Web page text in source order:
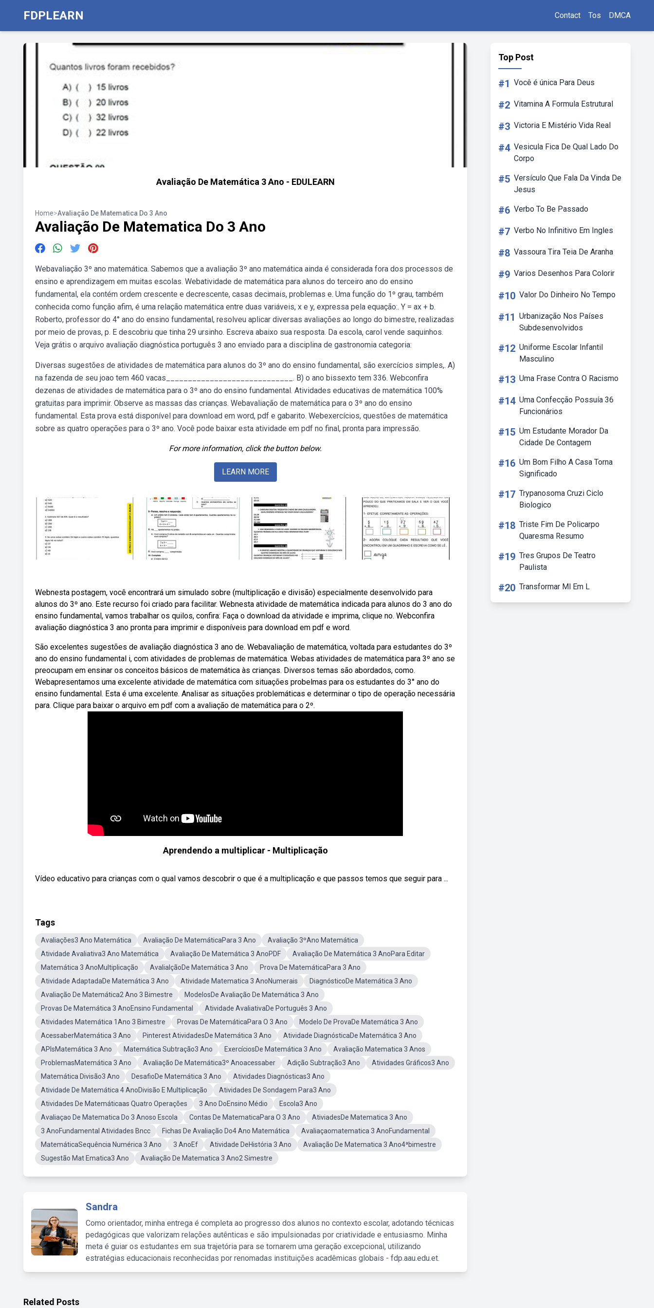
FDPLEARN Contact Tos DMCA
Avaliação De Matemática 3 Ano - EDULEARN
Home>Avaliação De Matematica Do 3 Ano
Avaliação De Matematica Do 3 Ano
Webavaliação 3º ano matemática. Sabemos que a avaliação 3º ano matemática ainda é considerada fora dos processos de
ensino e aprendizagem em muitas escolas. Webatividade de matemática para alunos do terceiro ano do ensino
fundamental, ela contém ordem crescente e decrescente, casas decimais, problemas e. Uma função do 1º grau, também
conhecida como função afim, é uma relação matemática entre duas variáveis, x e y, expressa pela equação:. Y = ax + b.
Roberto, professor do 4° ano do ensino fundamental, resolveu aplicar diversas avaliações ao longo do bimestre, realizadas
por meio de provas, p. E descobriu que tinha 29 ursinho. Escreva abaixo sua resposta. Da escola, carol vende saquinhos.
Veja grátis o arquivo avaliação diagnóstica português 3 ano enviado para a disciplina de gastronomia categoria:
Diversas sugestões de atividades de matemática para alunos do 3º ano do ensino fundamental, são exercícios simples,. A)
na fazenda de seu joao tem 460 vacas_____________________________. B) o ano bissexto tem 336. Webconfira
dezenas de atividades de matemática para o 3º ano do ensino fundamental. Atividades educativas de matemática 100%
gratuitas para imprimir. Observe as massas das crianças. Webavaliação de matemática para o 3º ano do ensino
fundamental. Esta prova está disponível para download em word, pdf e gabarito. Webexercícios, questões de matemática
sobre as quatro operações para o 3º ano. Você pode baixar esta atividade em pdf no final, pronta para impressão.
For more information, click the button below.
LEARN MORE
Webnesta postagem, você encontrará um simulado sobre (multiplicação e divisão) especialmente desenvolvido para
alunos do 3º ano. Este recurso foi criado para facilitar. Webnesta atividade de matemática indicada para alunos do 3 ano do
ensino fundamental, vamos trabalhar os quilos, confira: Faça o download da atividade e imprima, clique no. Webconfira
avaliação diagnóstica 3 ano pronta para imprimir e disponíveis para download em pdf e word.
São excelentes sugestões de avaliação diagnóstica 3 ano de. Webavaliação de matemática, voltada para estudantes do 3º
ano do ensino fundamental i, com atividades de problemas de matemática. Webas atividades de matemática para 3º ano se
preocupam em ensinar os conceitos básicos de matemática às crianças. Diversos temas são abordados, como.
Webapresentamos uma excelente atividade de matemática com situações probelmas para os estudantes do 3° ano do
ensino fundamental. Esta é uma excelente. Analisar as situações problemáticas e determinar o tipo de operação necessária
para. Clique para baixar o arquivo em pdf com a avaliação de matemática para o 2º.
Aprendendo a multiplicar - Multiplicação
Vídeo educativo para crianças com o qual vamos descobrir o que é a multiplicação e que passos temos que seguir para ...
Tags
Avaliações3 Ano Matemática Avaliação De MatemáticaPara 3 Ano
Avaliação 3ºAno Matemática
Atividade Avaliativa3 Ano Matemática
Avaliação De Matemática 3 AnoPDF
Avaliação De Matemática 3 AnoPara Editar
Matemática 3 AnoMultiplicação
AvalialçãoDe Matemática 3 Ano
Prova De MatemáticaPara 3 Ano
Atividade AdaptadaDe Matemática 3 Ano
Atividade Matematica 3 AnoNumerais
DiagnósticoDe Matemática 3 Ano
Avaliação De Matemática2 Ano 3 Bimestre
ModelosDe Avaliação De Matemática 3 Ano
Provas De Matemática 3 AnoEnsino Fundamental
Atividade AvaliativaDe Português 3 Ano
Atividades Matemática 1Ano 3 Bimestre
Provas De MatemáticaPara O 3 Ano
Modelo De ProvaDe Matemática 3 Ano
AcessaberMatemática 3 Ano
Pinterest AtividadesDe Matemática 3 Ano
Atividade DiagnósticaDe Matemática 3 Ano
APIsMatemática 3 Ano
Matemática Subtração3 Ano ExercíciosDe Matemática 3 Ano
Avaliação Matematica 3 Anos
ProblemasMatemática 3 Ano
Avaliação De Matemática3º Anoacessaber Adição Subtração3 Ano
Atividades Gráficos3 Ano
Matemática Divisão3 Ano
DesafioDe Matemática 3 Ano
Atividades Diagnósticas3 Ano
Atividade De Matemática 4 AnoDivisão E Multiplicação
Atividades De Sondagem Para3 Ano
Atividades De Matemáticaas Quatro Operações
3 Ano DoEnsino Médio
Escola3 Ano
Avaliaçao De Matematica Do 3 Anoso Escola
Contas De MatematicaPara O 3 Ano
AtiviadesDe Matematica 3 Ano
3 AnoFundamental Atividades Bncc
Fichas De Avaliação Do4 Ano Matemática
Avaliaçaomatematica 3 AnoFundamental
MatemáticaSequência Numérica 3 Ano
3 AnoEf Atividade DeHistória 3 Ano
Avaliação De Matematica 3 Ano4ªbimestre
Sugestão Mat Ematica3 Ano
Avaliação De Matematica 3 Ano2 Simestre
Sandra
Como orientador, minha entrega é completa ao progresso dos alunos no contexto escolar, adotando técnicas
pedagógicas que valorizam relações autênticas e são impulsionadas por criatividade e entusiasmo. Minha
meta é guiar os estudantes em sua trajetória para se tornarem uma geração excepcional, utilizando
estratégias educacionais reconhecidas por renomadas instituições acadêmicas globais - fdp.aau.edu.et.
Top Post
#1 Você é única Para Deus
#2 Vitamina A Formula Estrutural
#3 Victoria E Mistério Vida Real
#4 Vesicula Fica De Qual Lado Do
Corpo
#5 Versículo Que Fala Da Vinda De
Jesus
#6 Verbo To Be Passado
#7 Verbo No Infinitivo Em Ingles
#8 Vassoura Tira Teia De Aranha
#9 Varios Desenhos Para Colorir
#10 Valor Do Dinheiro No Tempo
#11 Urbanização Nos Países
Subdesenvolvidos
#12 Uniforme Escolar Infantil
Masculino
#13 Uma Frase Contra O Racismo
#14 Uma Confecção Possuía 36
Funcionários
#15 Um Estudante Morador Da
Cidade De Contagem
#16 Um Bom Filho A Casa Torna
Significado
#17 Trypanosoma Cruzi Ciclo
Biologico
#18 Triste Fim De Policarpo
Quaresma Resumo
#19 Tres Grupos De Teatro
Paulista
#20 Transformar Ml Em L
Related Posts